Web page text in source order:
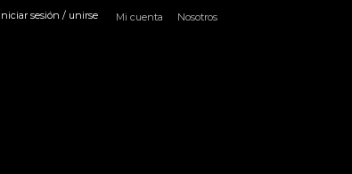
Iniciar sesión / unirse Mi cuenta Nosotros